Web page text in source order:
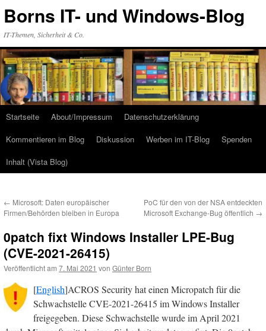
Inhalt
Borns IT- und Windows-Blog
IT-Themen, Sicherheit & Co.
Startseite About/Impressum
Datenschutzerklärung
Kommentieren im Blog
Diskussion Werben im IT-Blog
Spenden
Inhalt (Vista Blog)
← Microsoft: Daten europäischer
Firmen/Behörden bleiben in Europa
PoC für den von der NSA entdeckten
Microsoft Exchange-Bug öffentlich →
0patch fixt Windows Installer LPE-Bug
(CVE-2021-26415)
Veröffentlicht am 7. Mai 2021 von Günter Born
[English]ACROS Security hat einen Micropatch für die
Schwachstelle CVE-2021-26415 im Windows Installer
freigegeben. Diese Schwachstelle wurde im April 2021